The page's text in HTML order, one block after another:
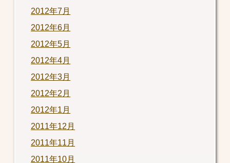
2012年7月
2012年6月
2012年5月
2012年4月
2012年3月
2012年2月
2012年1月
2011年12月
2011年11月
2011年10月